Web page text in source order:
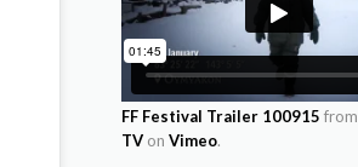
FF Festival Trailer 100915 from
TV on Vimeo.